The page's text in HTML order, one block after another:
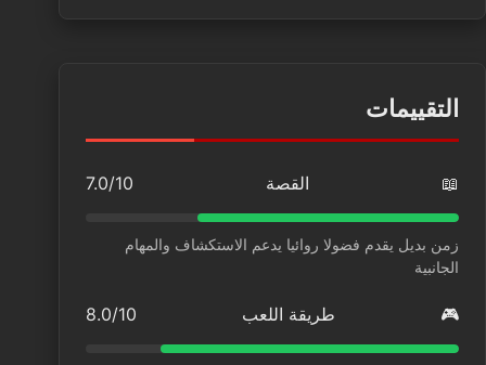
التقييمات
📖 القصة 7.0/10
زمن بديل يقدم فضولا روائيا يدعم الاستكشاف والمهام
الجانبية
🎮 طريقة اللعب 8.0/10